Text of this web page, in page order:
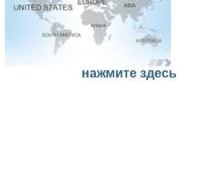
нажмите здесь